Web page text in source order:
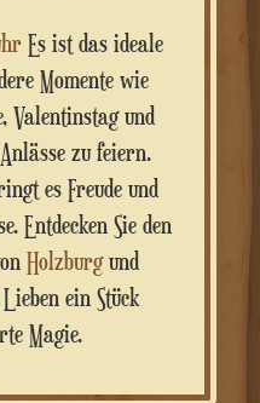
Es ist das ideale
Momente wie
Valentinstag und
zu feiern.
es Freude und
Entdecken Sie den
Holzburgund
ein Stück
Magie.